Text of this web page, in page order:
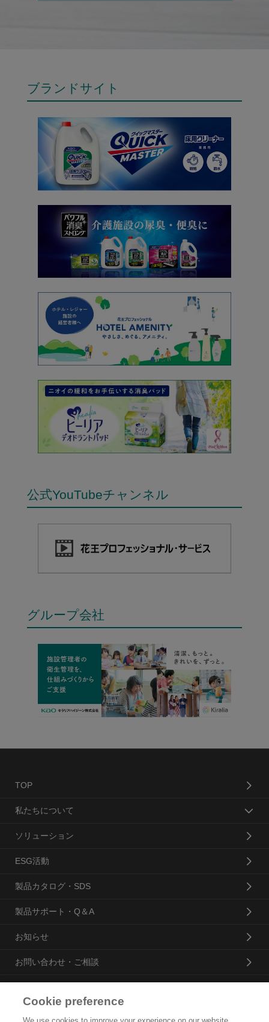
ブランドサイト
公式YouTubeチャンネル
グループ会社
TOP
私たちについて
ソリューション
ESG活動
製品カタログ・SDS
製品サポート・Q＆A
お知らせ
お問い合わせ・ご相談
Cookie preference